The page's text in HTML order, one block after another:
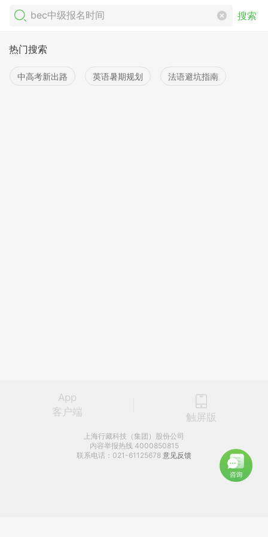
搜索
热门搜索
中高考新出路 英语暑期规划 法语避坑指南
App
客户端
触屏版
上海行藏科技（集团）股份公司
内容举报热线 4000850815
联系电话：021-61125678 意见反馈